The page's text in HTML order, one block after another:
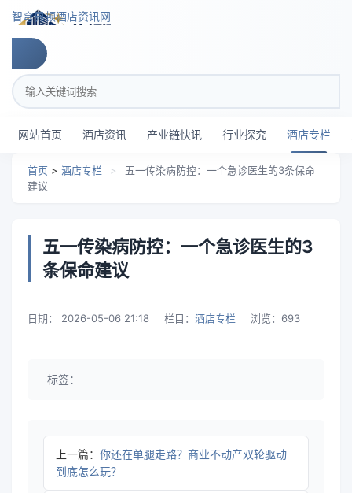
跳转到主要内容
智穹界顿酒店资讯网
搜索关键词
网站首页 酒店资讯 产业链快讯 行业探究 酒店专栏
首页 > 酒店专栏 >
五一传染病防控：一个急诊医生的3条保命
建议
五一传染病防控：一个急诊医生的3
条保命建议
日期： 2026-05-06 21:18 栏目： 酒店专栏 浏览： 693
标签：
上一篇： 你还在单腿走路？商业不动产双轮驱动
到底怎么玩？